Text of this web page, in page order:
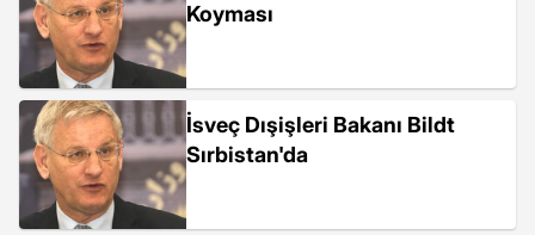
Koyması
İsveç Dışişleri Bakanı Bildt
Sırbistan'da